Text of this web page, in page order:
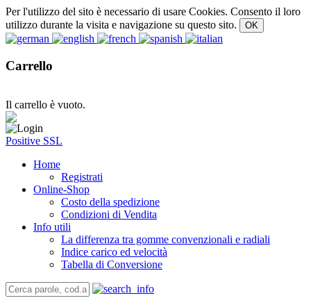
Per l'utilizzo del sito è necessario di usare Cookies. Consento il loro
utilizzo durante la visita e navigazione su questo sito.
Carrello
Il carrello è vuoto.
Positive SSL
Home
Registrati
Online-Shop
Costo della spedizione
Condizioni di Vendita
Info utili
La differenza tra gomme convenzionali e radiali
Indice carico ed velocità
Tabella di Conversione